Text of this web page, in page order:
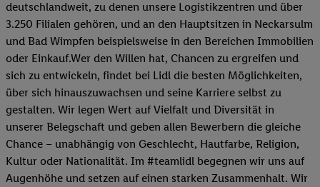
deutschlandweit, zu denen unsere Logistikzentren und über
3.250 Filialen gehören, und an den Hauptsitzen in Neckarsulm
und Bad Wimpfen beispielsweise in den Bereichen Immobilien
oder Einkauf.Wer den Willen hat, Chancen zu ergreifen und
sich zu entwickeln, findet bei Lidl die besten Möglichkeiten,
über sich hinauszuwachsen und seine Karriere selbst zu
gestalten. Wir legen Wert auf Vielfalt und Diversität in
unserer Belegschaft und geben allen Bewerbern die gleiche
Chance – unabhängig von Geschlecht, Hautfarbe, Religion,
Kultur oder Nationalität. Im #teamlidl begegnen wir uns auf
Augenhöhe und setzen auf einen starken Zusammenhalt. Wir